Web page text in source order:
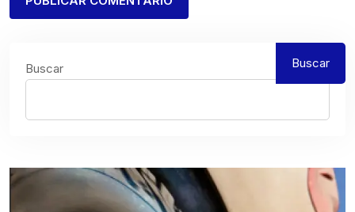
Buscar Buscar